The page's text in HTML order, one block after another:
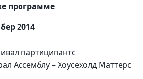
программе
2014
партиципантс
Ассемблy – Хоусехолд Маттерс